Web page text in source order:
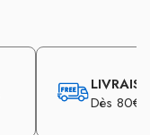
Dès 80€